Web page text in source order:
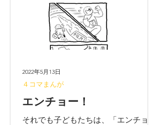
エンチョー！
それでも子どもたちは、「エンチョ
４コマまんが
2022年5月13日